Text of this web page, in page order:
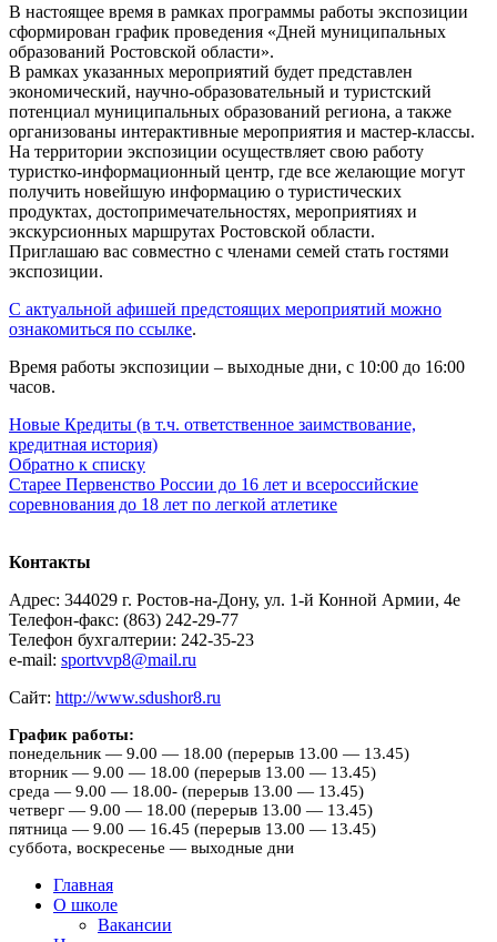
В настоящее время в рамках программы работы экспозиции
сформирован график проведения «Дней муниципальных
образований Ростовской области».
В рамках указанных мероприятий будет представлен
экономический, научно-образовательный и туристский
потенциал муниципальных образований региона, а также
организованы интерактивные мероприятия и мастер-классы.
На территории экспозиции осуществляет свою работу
туристко-информационный центр, где все желающие могут
получить новейшую информацию о туристических
продуктах, достопримечательностях, мероприятиях и
экскурсионных маршрутах Ростовской области.
Приглашаю вас совместно с членами семей стать гостями
экспозиции.
С актуальной афишей предстоящих мероприятий можно
ознакомиться по ссылке.
Время работы экспозиции – выходные дни, с 10:00 до 16:00
часов.
Новые Кредиты (в т.ч. ответственное заимствование,
кредитная история)
Обратно к списку
Старее Первенство России до 16 лет и всероссийские
соревнования до 18 лет по легкой атлетике
Контакты
Адрес: 344029 г. Ростов-на-Дону, ул. 1-й Конной Армии, 4е
Телефон-факс: (863) 242-29-77
Телефон бухгалтерии: 242-35-23
e-mail: sportvvp8@mail.ru
Сайт: http://www.sdushor8.ru
График работы:
понедельник — 9.00 — 18.00 (перерыв 13.00 — 13.45)
вторник — 9.00 — 18.00 (перерыв 13.00 — 13.45)
среда — 9.00 — 18.00- (перерыв 13.00 — 13.45)
четверг — 9.00 — 18.00 (перерыв 13.00 — 13.45)
пятница — 9.00 — 16.45 (перерыв 13.00 — 13.45)
суббота, воскресенье — выходные дни
Главная
О школе
Вакансии